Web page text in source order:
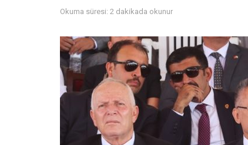
Okuma süresi: 2 dakikada okunur